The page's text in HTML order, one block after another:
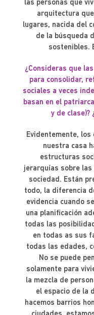
las personas que
arquitectura
lugares, nacida del
de la búsqueda
sostenibles.
¿Consideras que
para consolidar,
sociales a veces
basan en el
y de clase)?
Evidentemente,
nuestra casa
estructuras
jerarquías sobre
sociedad. Están
todo, la diferencia
evidencia cuando
una planificación
todas las
en todas as sus
todas las edades,
No se puede
solamente para
la mezcla de
el espacio de la
hacemos barrios